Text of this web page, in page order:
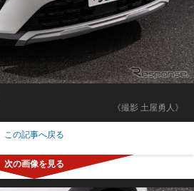
《撮影 土屋勇人》
この記事へ戻る